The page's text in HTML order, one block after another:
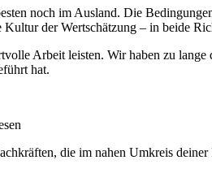
noch im Ausland. Die
der Wertschätzung – in beide
Arbeit leisten. Wir haben zu
hat.
die im nahen Umkreis deiner